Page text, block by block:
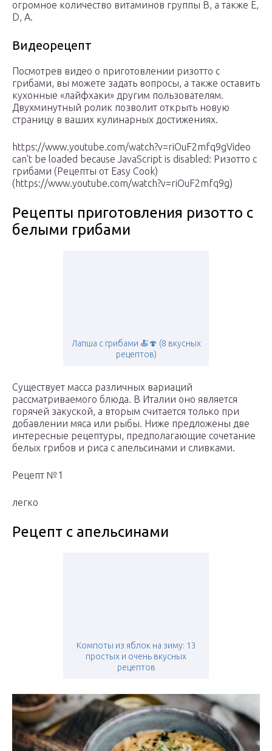
огромное количество витаминов группы В, а также E,
D, A.
Видеорецепт
Посмотрев видео о приготовлении ризотто с
грибами, вы можете задать вопросы, а также оставить
кухонные «лайфхаки» другим пользователям.
Двухминутный ролик позволит открыть новую
страницу в ваших кулинарных достижениях.
https://www.youtube.com/watch?v=riOuF2mfq9gVideo
can’t be loaded because JavaScript is disabled: Ризотто с
грибами (Рецепты от Easy Cook)
(https://www.youtube.com/watch?v=riOuF2mfq9g)
Рецепты приготовления ризотто с
белыми грибами
Лапша с грибами 🍝🍄 (8 вкусных
рецептов)
Существует масса различных вариаций
рассматриваемого блюда. В Италии оно является
горячей закуской, а вторым считается только при
добавлении мяса или рыбы. Ниже предложены две
интересные рецептуры, предполагающие сочетание
белых грибов и риса с апельсинами и сливками.
Рецепт №1
легко
Рецепт с апельсинами
Компоты из яблок на зиму: 13
простых и очень вкусных
рецептов